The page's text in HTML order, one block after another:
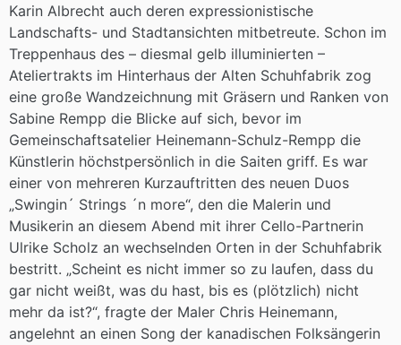
Karin Albrecht auch deren expressionistische
Landschafts- und Stadtansichten mitbetreute. Schon im
Treppenhaus des – diesmal gelb illuminierten –
Ateliertrakts im Hinterhaus der Alten Schuhfabrik zog
eine große Wandzeichnung mit Gräsern und Ranken von
Sabine Rempp die Blicke auf sich, bevor im
Gemeinschaftsatelier Heinemann-Schulz-Rempp die
Künstlerin höchstpersönlich in die Saiten griff. Es war
einer von mehreren Kurzauftritten des neuen Duos
„Swingin´ Strings ´n more“, den die Malerin und
Musikerin an diesem Abend mit ihrer Cello-Partnerin
Ulrike Scholz an wechselnden Orten in der Schuhfabrik
bestritt. „Scheint es nicht immer so zu laufen, dass du
gar nicht weißt, was du hast, bis es (plötzlich) nicht
mehr da ist?“, fragte der Maler Chris Heinemann,
angelehnt an einen Song der kanadischen Folksängerin